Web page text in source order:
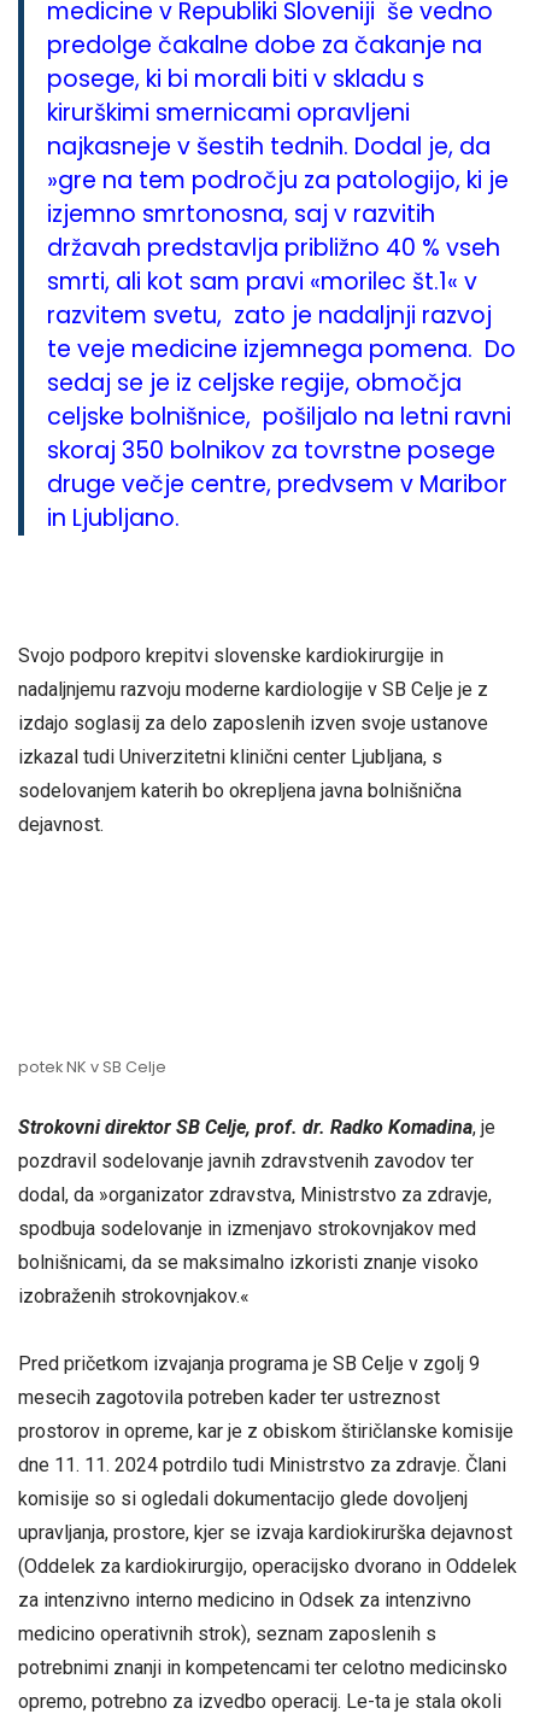
medicine v Republiki Sloveniji še vedno
predolge čakalne dobe za čakanje na
posege, ki bi morali biti v skladu s
kirurškimi smernicami opravljeni
najkasneje v šestih tednih. Dodal je, da
»gre na tem področju za patologijo, ki je
izjemno smrtonosna, saj v razvitih
državah predstavlja približno 40 % vseh
smrti, ali kot sam pravi «morilec št.1« v
razvitem svetu, zato je nadaljnji razvoj
te veje medicine izjemnega pomena. Do
sedaj se je iz celjske regije, območja
celjske bolnišnice, pošiljalo na letni ravni
skoraj 350 bolnikov za tovrstne posege
druge večje centre, predvsem v Maribor
in Ljubljano.
Svojo podporo krepitvi slovenske kardiokirurgije in
nadaljnjemu razvoju moderne kardiologije v SB Celje je z
izdajo soglasij za delo zaposlenih izven svoje ustanove
izkazal tudi Univerzitetni klinični center Ljubljana, s
sodelovanjem katerih bo okrepljena javna bolnišnična
dejavnost.
potek NK v SB Celje
Strokovni direktor SB Celje, prof. dr. Radko Komadina, je
pozdravil sodelovanje javnih zdravstvenih zavodov ter
dodal, da »organizator zdravstva, Ministrstvo za zdravje,
spodbuja sodelovanje in izmenjavo strokovnjakov med
bolnišnicami, da se maksimalno izkoristi znanje visoko
izobraženih strokovnjakov.«
Pred pričetkom izvajanja programa je SB Celje v zgolj 9
mesecih zagotovila potreben kader ter ustreznost
prostorov in opreme, kar je z obiskom štiričlanske komisije
dne 11. 11. 2024 potrdilo tudi Ministrstvo za zdravje. Člani
komisije so si ogledali dokumentacijo glede dovoljenj
upravljanja, prostore, kjer se izvaja kardiokirurška dejavnost
(Oddelek za kardiokirurgijo, operacijsko dvorano in Oddelek
za intenzivno interno medicino in Odsek za intenzivno
medicino operativnih strok), seznam zaposlenih s
potrebnimi znanji in kompetencami ter celotno medicinsko
opremo, potrebno za izvedbo operacij. Le-ta je stala okoli